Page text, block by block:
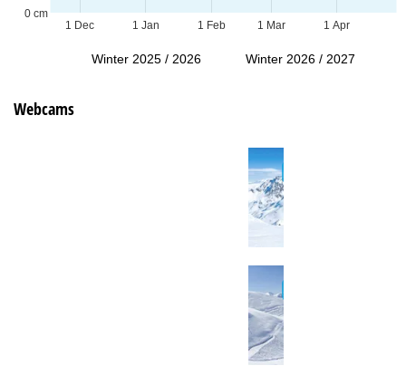
1 Dec 1 Jan 1 Feb 1 Mar 1 Apr
0 cm
Winter 2025 / 2026 Winter 2026 / 2027
Webcams